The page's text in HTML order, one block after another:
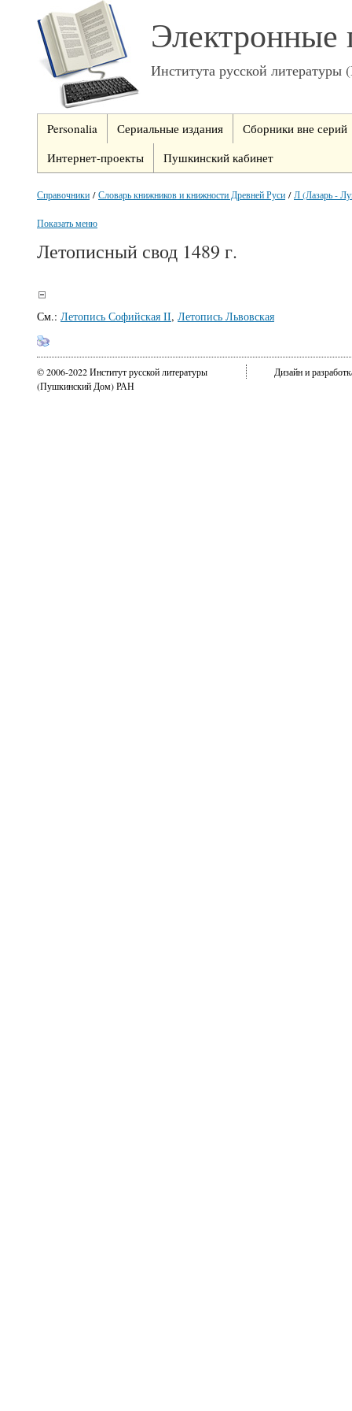
Электронные
Института русской
Personalia Сериальные издания
Сборники вне серий
Интернет-проекты
Пушкинский кабинет
Справочники /Словарь книжников и книжности Древней Руси /Л (Лазарь -
Показать меню
Летописный свод 1489 г.
См.: Летопись Софийская II, Летопись Львовская
© 2006-2022 Институт русской литературы
(Пушкинский Дом) РАН
Дизайн и